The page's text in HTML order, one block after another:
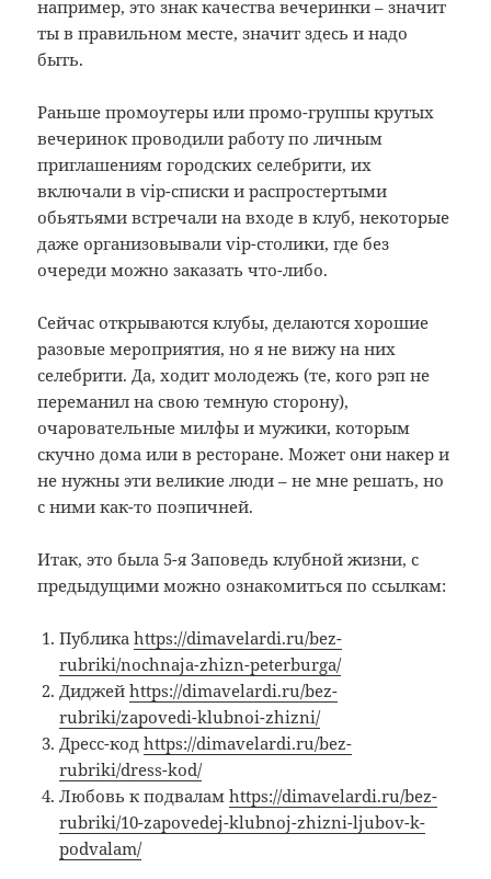
например, это знак качества вечеринки – значит
ты в правильном месте, значит здесь и надо
быть.
Раньше промоутеры или промо-группы крутых
вечеринок проводили работу по личным
приглашениям городских селебрити, их
включали в vip-списки и распростертыми
обьятьями встречали на входе в клуб, некоторые
даже организовывали vip-столики, где без
очереди можно заказать что-либо.
Сейчас открываются клубы, делаются хорошие
разовые мероприятия, но я не вижу на них
селебрити. Да, ходит молодежь (те, кого рэп не
переманил на свою темную сторону),
очаровательные милфы и мужики, которым
скучно дома или в ресторане. Может они накер и
не нужны эти великие люди – не мне решать, но
с ними как-то поэпичней.
Итак, это была 5-я Заповедь клубной жизни, с
предыдущими можно ознакомиться по ссылкам:
Публикаhttps://dimavelardi.ru/bez-
rubriki/nochnaja-zhizn-peterburga/
Диджейhttps://dimavelardi.ru/bez-
rubriki/zapovedi-klubnoi-zhizni/
Дресс-кодhttps://dimavelardi.ru/bez-
rubriki/dress-kod/
Любовь к подваламhttps://dimavelardi.ru/bez-
rubriki/10-zapovedej-klubnoj-zhizni-ljubov-k-
podvalam/